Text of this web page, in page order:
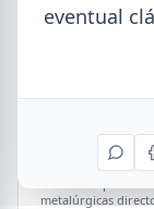
SUSCRIPCIÓN A
metalúrgicas
eventual